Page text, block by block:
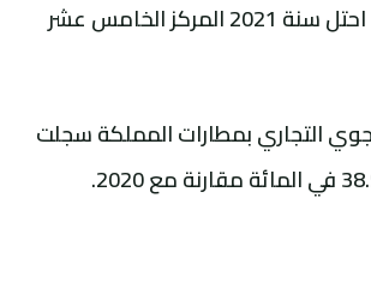
وأشار المصدر ذاته إلى أن مطار مولاي علي الشريف بالرشيدية احتل سنة 2021 المركز الخامس عشر
التجاري بمطارات المملكة سجلت